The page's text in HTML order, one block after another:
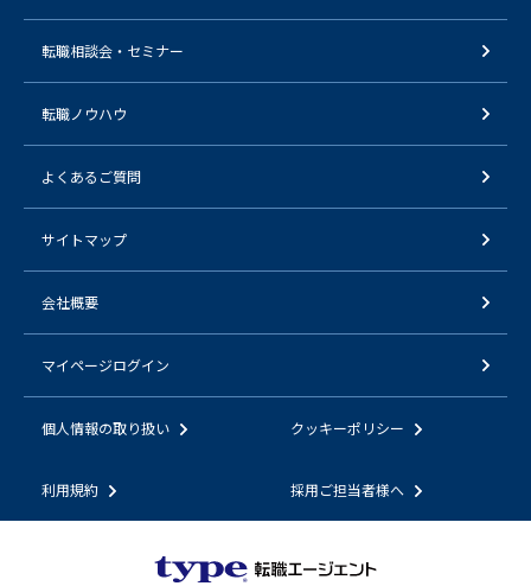
転職相談会・セミナー
転職ノウハウ
よくあるご質問
サイトマップ
会社概要
マイページログイン
個人情報の取り扱い クッキーポリシー
利用規約 採用ご担当者様へ